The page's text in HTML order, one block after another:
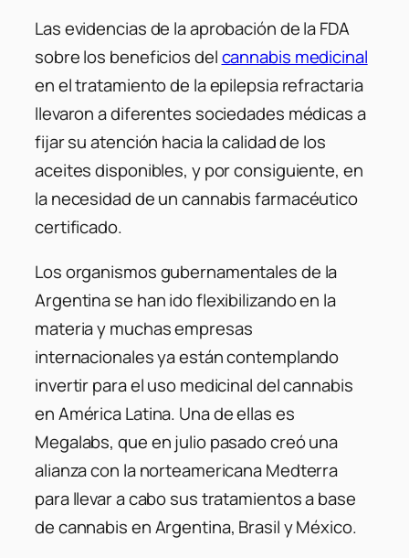
Las evidencias de la aprobación de la FDA
sobre los beneficios delcannabis medicinal
en el tratamiento de la epilepsia refractaria
llevaron a diferentes sociedades médicas a
fijar su atención hacia la calidad de los
aceites disponibles, y por consiguiente, en
la necesidad de un cannabis farmacéutico
certificado.
Los organismos gubernamentales de la
Argentina se han ido flexibilizando en la
materia y muchas empresas
internacionales ya están contemplando
invertir para el uso medicinal del cannabis
en América Latina. Una de ellas es
Megalabs, que en julio pasado creó una
alianza con la norteamericana Medterra
para llevar a cabo sus tratamientos a base
de cannabis en Argentina, Brasil y México.